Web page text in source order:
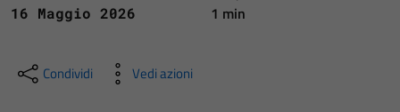
16 Maggio 2026 1 min
Condividi Vedi azioni